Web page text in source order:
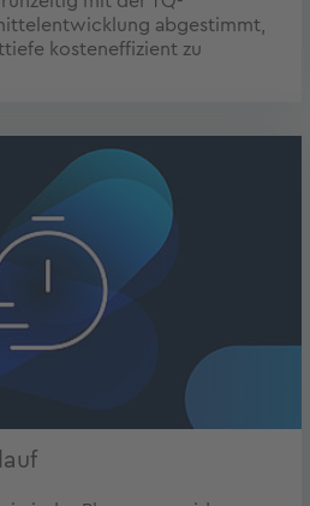
abgestimmt,
kosteneffizient zu